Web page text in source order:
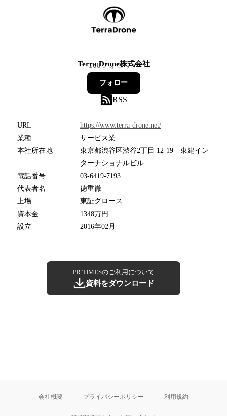
Terra Drone株式会社
108フォロワー
フォロー
RSS
URL
https://www.terra-drone.net/
業種
サービス業
本社所在地
東京都渋谷区渋谷2丁目 12-19 東建イン
ターナショナルビル
電話番号
03-6419-7193
代表者名
徳重徹
上場
東証グロース
資本金
1348万円
設立
2016年02月
PR TIMESのご利用について
資料をダウンロード
会社概要 プライバシーポリシー 利用規約